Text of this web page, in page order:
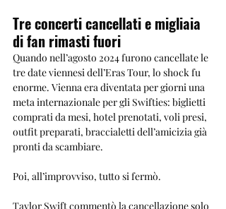
Tre concerti cancellati e migliaia
di fan rimasti fuori
Quando nell’agosto 2024 furono cancellate le
tre date viennesi dell’Eras Tour, lo shock fu
enorme. Vienna era diventata per giorni una
meta internazionale per gli Swifties: biglietti
comprati da mesi, hotel prenotati, voli presi,
outfit preparati, braccialetti dell’amicizia già
pronti da scambiare.
Poi, all’improvviso, tutto si fermò.
Taylor Swift commentò la cancellazione solo